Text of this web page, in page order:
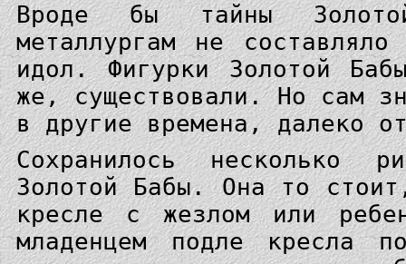
Вроде бы тайны
металлургам не
идол. Фигурки Золотой
же, существовали. Но сам
в другие времена, далеко
Сохранилось несколько
Золотой Бабы. Она то
кресле с жезлом или
младенцем подле кресла